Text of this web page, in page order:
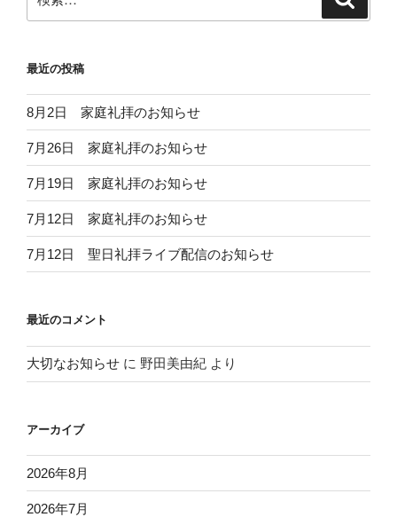
索:
最近の投稿
8月2日 家庭礼拝のお知らせ
7月26日 家庭礼拝のお知らせ
7月19日 家庭礼拝のお知らせ
7月12日 家庭礼拝のお知らせ
7月12日 聖日礼拝ライブ配信のお知らせ
最近のコメント
大切なお知らせ に 野田美由紀 より
アーカイブ
2026年8月
2026年7月